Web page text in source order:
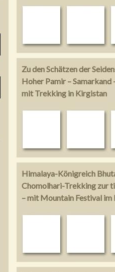
Zu den Schätzen der
Hoher Pamir – Samarkand
mit Trekking in Kirgistan
Himalaya-Königreich
Chomolhari-Trekking zur
– mit Mountain Festival im